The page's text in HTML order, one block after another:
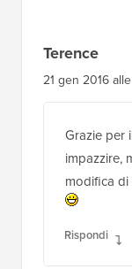
Terence
21 gen 2016
Grazie per
impazzire,
modifica
Rispondi